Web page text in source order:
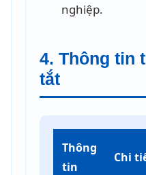
nghiệp.
4. Thông tin
tắt
Thông
tin
Chi